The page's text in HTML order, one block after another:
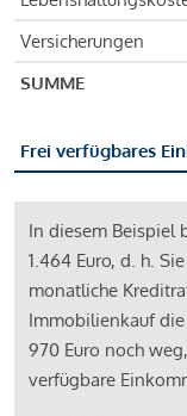
Versicherungen
SUMME
Frei verfügbares
In diesem Beispiel
1.464 Euro, d. h.
monatliche
Immobilienkauf
970 Euro noch
verfügbare